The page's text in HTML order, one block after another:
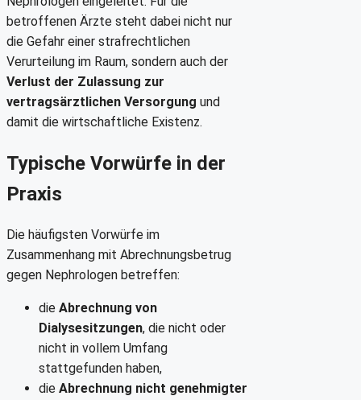
betroffenen Ärzte steht dabei nicht nur
die Gefahr einer strafrechtlichen
Verurteilung im Raum, sondern auch der
Verlust der Zulassung zur
vertragsärztlichen Versorgung und
damit die wirtschaftliche Existenz.
Typische Vorwürfe in der
Praxis
Die häufigsten Vorwürfe im
Zusammenhang mit Abrechnungsbetrug
gegen Nephrologen betreffen:
die Abrechnung von
Dialysesitzungen, die nicht oder
nicht in vollem Umfang
stattgefunden haben,
die Abrechnung nicht genehmigter